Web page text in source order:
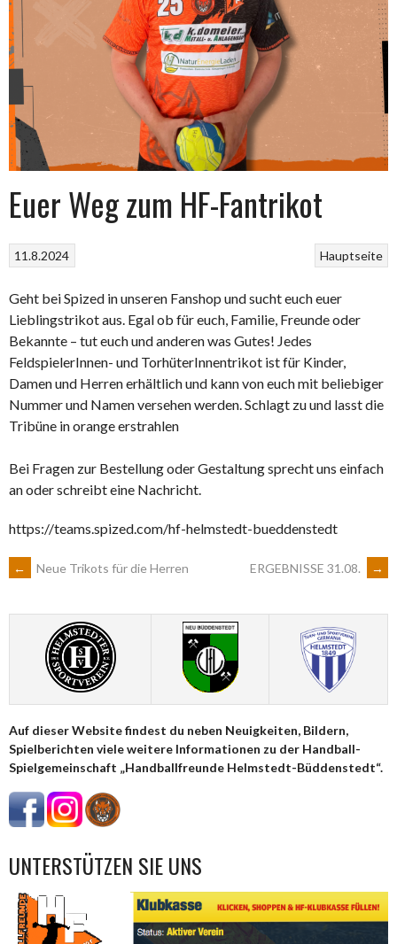
Euer Weg zum HF-Fantrikot
Hauptseite
11.8.2024
Geht bei Spized in unseren Fanshop und sucht euch euer
Lieblingstrikot aus. Egal ob für euch, Familie, Freunde oder
Bekannte – tut euch und anderen was Gutes! Jedes
FeldspielerInnen- und TorhüterInnentrikot ist für Kinder,
Damen und Herren erhältlich und kann von euch mit beliebiger
Nummer und Namen versehen werden. Schlagt zu und lasst die
Tribüne in orange erstrahlen
Bei Fragen zur Bestellung oder Gestaltung sprecht uns einfach
an oder schreibt eine Nachricht.
https://teams.spized.com/hf-helmstedt-bueddenstedt
ARTIKEL-
NAVIGATION
← Neue Trikots für die Herren ERGEBNISSE 31.08. →
Auf dieser Website findest du neben Neuigkeiten, Bildern,
Spielberichten viele weitere Informationen zu der Handball-
Spielgemeinschaft „Handballfreunde Helmstedt-Büddenstedt“.
UNTERSTÜTZEN SIE UNS